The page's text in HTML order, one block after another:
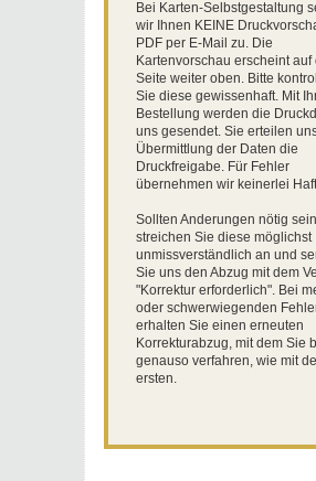
Bei Karten-Selbstgestaltung
wir Ihnen KEINE
PDF per E-Mail zu. Die
Kartenvorschau erscheint auf
Seite weiter oben. Bitte
Sie diese gewissenhaft. Mit
Bestellung werden die
uns gesendet. Sie erteilen
Übermittlung der Daten die
Druckfreigabe. Für Fehler
übernehmen wir keinerlei
Sollten Anderungen nötig
streichen Sie diese möglichst
unmissverständlich an und
Sie uns den Abzug mit dem
"Korrektur erforderlich". Bei
oder schwerwiegenden
erhalten Sie einen erneuten
Korrekturabzug, mit dem Sie
genauso verfahren, wie mit
ersten.